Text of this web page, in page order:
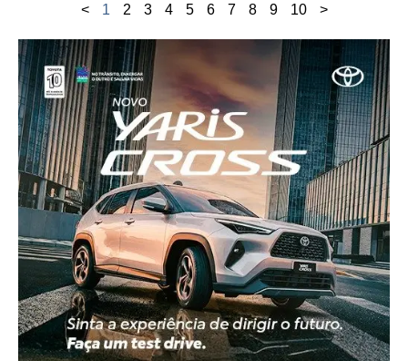
< 1 2 3 4 5 6 7 8 9 10 >